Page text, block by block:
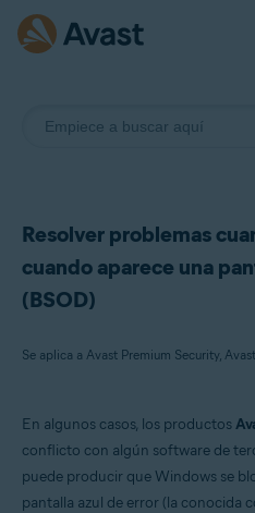
Resolver problemas
cuando aparece una
(BSOD)
Productos:
Avast Free Antivirus 22.x
En algunos casos, los productos
conflicto con algún software de
puede producir que Windows se
pantalla azul de error (la conocida